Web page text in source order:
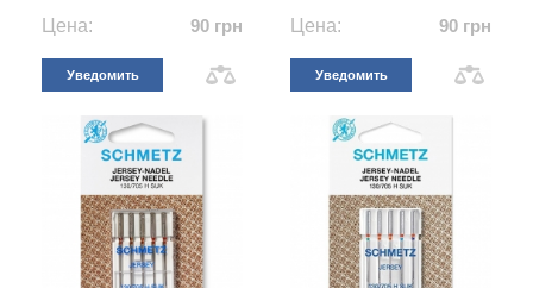
Цена: 90 грн
Уведомить
Цена: 90 грн
Уведомить